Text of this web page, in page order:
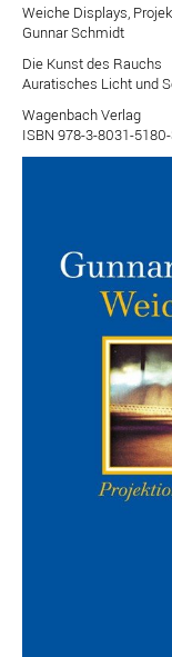
Weiche Displays,
Gunnar Schmidt
Die Kunst des Rauchs
Auratisches Licht und
Wagenbach Verlag
ISBN 978-3-8031-